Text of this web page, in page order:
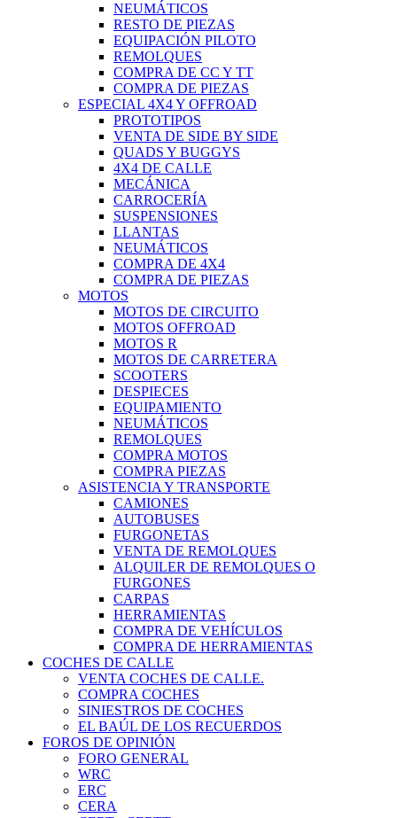
NEUMÁTICOS
RESTO DE PIEZAS
EQUIPACIÓN PILOTO
REMOLQUES
COMPRA DE CC Y TT
COMPRA DE PIEZAS
ESPECIAL 4X4 Y OFFROAD
PROTOTIPOS
VENTA DE SIDE BY SIDE
QUADS Y BUGGYS
4X4 DE CALLE
MECÁNICA
CARROCERÍA
SUSPENSIONES
LLANTAS
NEUMÁTICOS
COMPRA DE 4X4
COMPRA DE PIEZAS
MOTOS
MOTOS DE CIRCUITO
MOTOS OFFROAD
MOTOS R
MOTOS DE CARRETERA
SCOOTERS
DESPIECES
EQUIPAMIENTO
NEUMÁTICOS
REMOLQUES
COMPRA MOTOS
COMPRA PIEZAS
ASISTENCIA Y TRANSPORTE
CAMIONES
AUTOBUSES
FURGONETAS
VENTA DE REMOLQUES
ALQUILER DE REMOLQUES O
FURGONES
CARPAS
HERRAMIENTAS
COMPRA DE VEHÍCULOS
COMPRA DE HERRAMIENTAS
COCHES DE CALLE
VENTA COCHES DE CALLE.
COMPRA COCHES
SINIESTROS DE COCHES
EL BAÚL DE LOS RECUERDOS
FOROS DE OPINIÓN
FORO GENERAL
WRC
ERC
CERA